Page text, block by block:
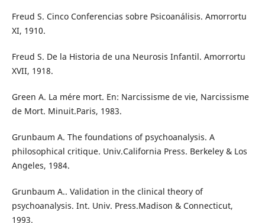
Freud S. Cinco Conferencias sobre Psicoanálisis. Amorrortu
XI, 1910.
Freud S. De la Historia de una Neurosis Infantil. Amorrortu
XVII, 1918.
Green A. La mére mort. En: Narcissisme de vie, Narcissisme
de Mort. Minuit.Paris, 1983.
Grunbaum A. The foundations of psychoanalysis. A
philosophical critique. Univ.California Press. Berkeley & Los
Angeles, 1984.
Grunbaum A.. Validation in the clinical theory of
psychoanalysis. Int. Univ. Press.Madison & Connecticut,
1993.